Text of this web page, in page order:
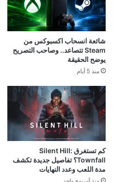
شائعة انسحاب اكسبوكس من
Steam تتصاعد.. وصاحب التصريح
يوضح الحقيقة
منذ 5 أيام
كم تستغرق Silent Hill:
Townfall؟ تفاصيل جديدة تكشف
مدة اللعب وعدد النهايات